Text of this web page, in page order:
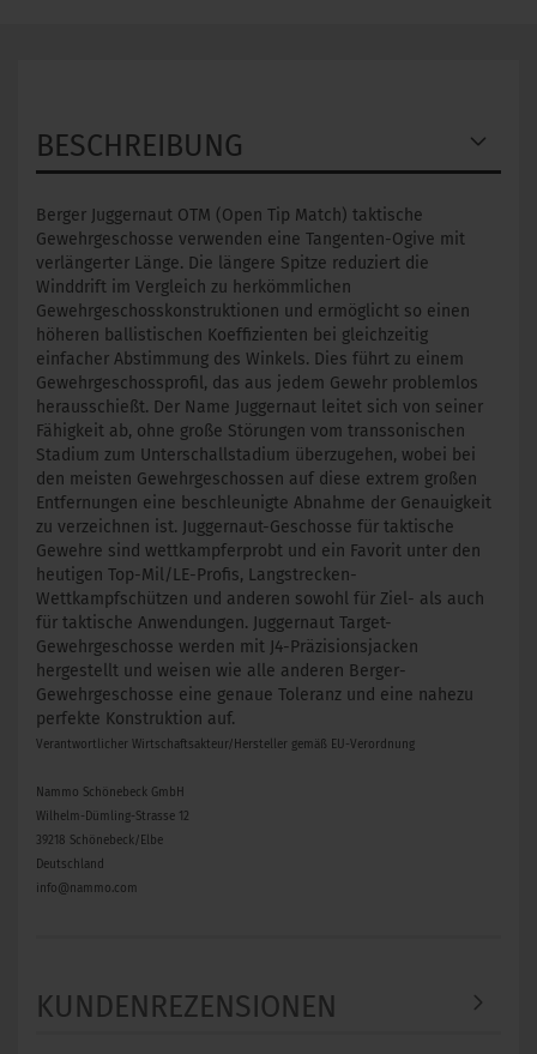
BESCHREIBUNG
Berger Juggernaut OTM (Open Tip Match) taktische
Gewehrgeschosse verwenden eine Tangenten-Ogive mit
verlängerter Länge. Die längere Spitze reduziert die
Winddrift im Vergleich zu herkömmlichen
Gewehrgeschosskonstruktionen und ermöglicht so einen
höheren ballistischen Koeffizienten bei gleichzeitig
einfacher Abstimmung des Winkels. Dies führt zu einem
Gewehrgeschossprofil, das aus jedem Gewehr problemlos
herausschießt. Der Name Juggernaut leitet sich von seiner
Fähigkeit ab, ohne große Störungen vom transsonischen
Stadium zum Unterschallstadium überzugehen, wobei bei
den meisten Gewehrgeschossen auf diese extrem großen
Entfernungen eine beschleunigte Abnahme der Genauigkeit
zu verzeichnen ist. Juggernaut-Geschosse für taktische
Gewehre sind wettkampferprobt und ein Favorit unter den
heutigen Top-Mil/LE-Profis, Langstrecken-
Wettkampfschützen und anderen sowohl für Ziel- als auch
für taktische Anwendungen. Juggernaut Target-
Gewehrgeschosse werden mit J4-Präzisionsjacken
hergestellt und weisen wie alle anderen Berger-
Gewehrgeschosse eine genaue Toleranz und eine nahezu
perfekte Konstruktion auf.
Verantwortlicher Wirtschaftsakteur/Hersteller gemäß EU-Verordnung
Nammo Schönebeck GmbH
Wilhelm-Dümling-Strasse 12
39218 Schönebeck/Elbe
Deutschland
info@nammo.com
KUNDENREZENSIONEN